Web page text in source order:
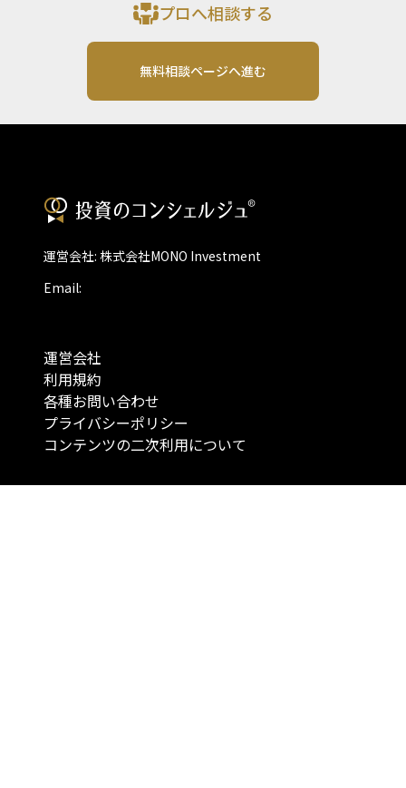
プロへ相談する
無料相談ページへ進む
運営会社: 株式会社MONO Investment
Email:
運営会社
利用規約
各種お問い合わせ
プライバシーポリシー
コンテンツの二次利用について